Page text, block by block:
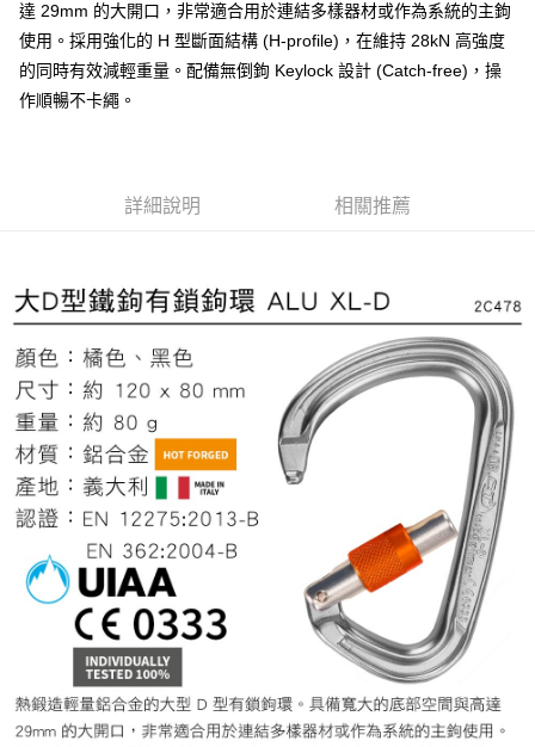
１．簡單：不需註冊會員、不需綁卡、不需儲值。
２．便利：只要手機號碼，簡訊認證，即可結帳。
３．安心：先確認商品／服務後，再付款。
【「AFTEE先享後付」結帳流程】
ATM／網路銀行／等多元方式進行付款，方視為交易完成。
※ 交易是否成功請以「AFTEE先享後付 」之結帳頁面顯示為準，若有關於
是否繳費成功／繳費後需取消欲退款等相關疑問，請聯繫「AFTEE先享後付
https://netprotections.freshdesk.com/support/home
【注意事項】
１．透過由恩沛科技股份有限公司提供之「AFTEE先享後付」服務完成之交
易，需依本服務之必要範圍內提供個人資料，並將交易相關給付款項請求債
權轉讓予恩沛科技股份有限公司。
２．關於個人資料處理事宜，請瀏覽以下網址：
https://aftee.tw/terms/#terms3
３．未成年的使用者請事先徵得法定代理人或監護人之同意方可使用
「AFTEE先享後付」，若未經同意申辦者引起之損失，本公司不負相關責
任。
４．使用「AFTEE先享後付」時，將依據個別帳號之用戶狀況，依本公司即
時審查核予不同之上限額度；若仍有額度不足之情形，本公司將視審查結果
請求用戶進行身份認證。
５．嚴禁一人註冊多個帳號或使用他人資訊註冊。若發現惡意使用之情形，
恩沛科技股份有限公司將有權停止該用戶之使用額度並採取法律行動。
運送方式
全家取貨付款
每筆NT$60，滿NT$499(含以上)免運費
付款後門市自取
免運費
達 29mm 的大開口，非常適合用於連結多樣器材或作為系統的主鉤
使用。採用強化的 H 型斷面結構 (H-profile)，在維持 28kN 高強度
的同時有效減輕重量。配備無倒鉤 Keylock 設計 (Catch-free)，操
作順暢不卡繩。
詳細說明 相關推薦